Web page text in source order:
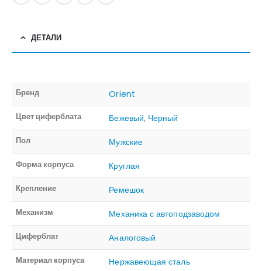
ДЕТАЛИ
Бренд Orient
Цвет циферблата Бежевый, Черный
Пол Мужские
Форма корпуса Круглая
Крепление Ремешок
Механизм Механика с автоподзаводом
Циферблат Аналоговый
Материал корпуса Нержавеющая сталь